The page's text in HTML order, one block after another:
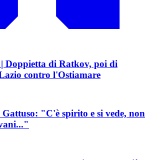
di Ratkov, poi di
contro l'Ostiamare
"C'è spirito e si vede, non